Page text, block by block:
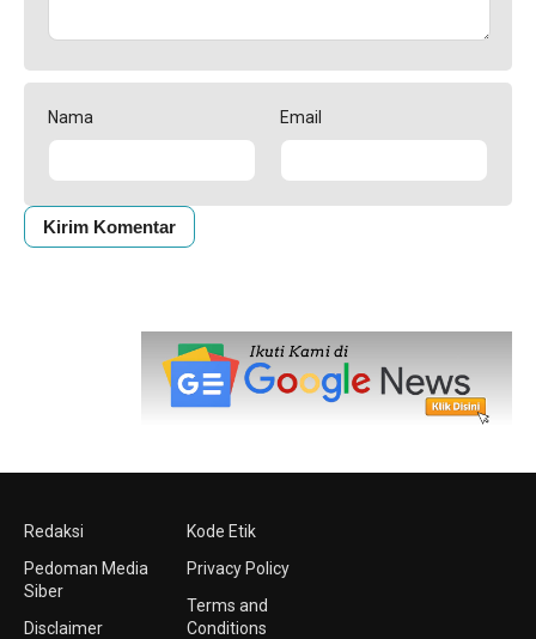
Nama Email
Redaksi
Pedoman Media
Siber
Disclaimer
Kode Etik
Privacy Policy
Terms and
Conditions